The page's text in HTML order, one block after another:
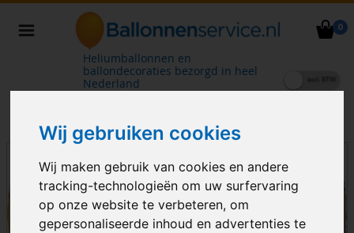
Wij gebruiken cookies
Wij maken gebruik van cookies en andere
tracking-technologieën om uw surfervaring
op onze website te verbeteren, om
gepersonaliseerde inhoud en advertenties te
0
Heliumballonnen en
ballondecoraties bezorgd in heel
Nederland